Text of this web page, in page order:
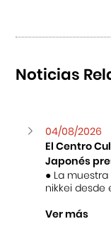
Noticias
04/08/2026
El Centro
Japonés
● La
nikkei desde
Ver más